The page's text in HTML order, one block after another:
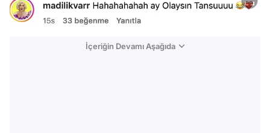
İçeriğin Devamı Aşağıda